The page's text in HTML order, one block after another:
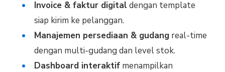
Invoice & faktur digital dengan template
siap kirim ke pelanggan.
Manajemen persediaan & gudangreal-time
dengan multi-gudang dan level stok.
Dashboard interaktifmenampilkan